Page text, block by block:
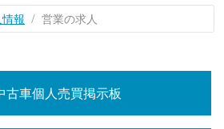
報 営業の求人
古車個人売買掲示板